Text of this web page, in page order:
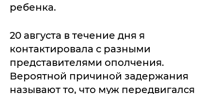
ребенка.
20 августа в течение дня я
контактировала с разными
представителями ополчения.
Вероятной причиной задержания
называют то, что муж передвигался